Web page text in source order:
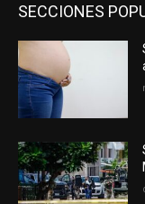
SECCIONES